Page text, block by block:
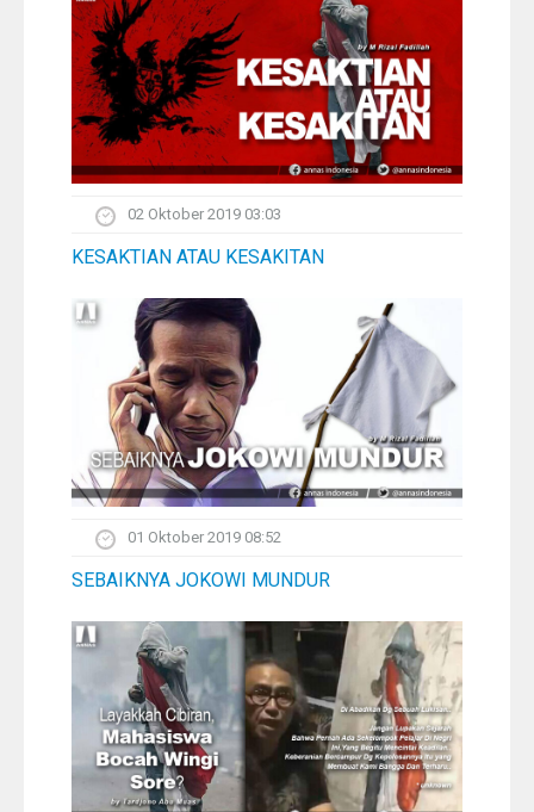
02 Oktober 2019 03:03
KESAKTIAN ATAU KESAKITAN
01 Oktober 2019 08:52
SEBAIKNYA JOKOWI MUNDUR